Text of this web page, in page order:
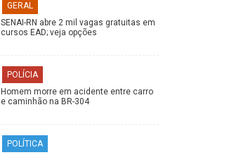
GERAL
SENAI-RN abre 2 mil vagas gratuitas em
cursos EAD; veja opções
POLÍCIA
Homem morre em acidente entre carro
e caminhão na BR-304
POLÍTICA